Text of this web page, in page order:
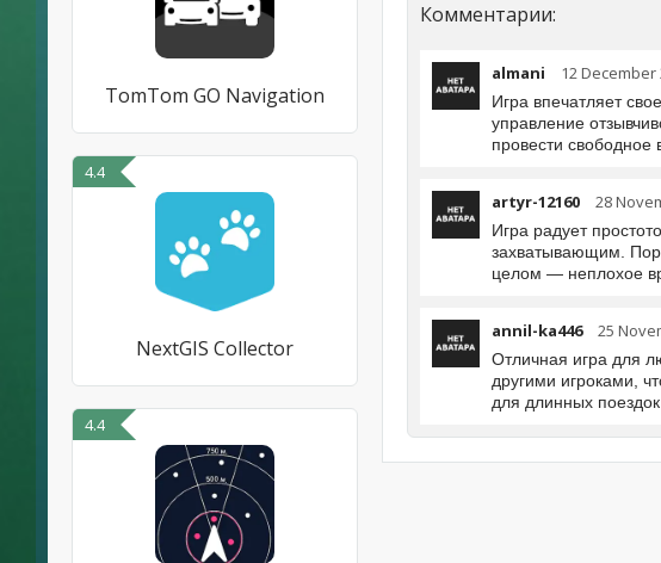
TomTom GO Navigation
4.4
NextGIS Collector
4.4
Комментарии:
almani 12 December
Игра впечатляет
управление
провести
artyr-12160 28
Игра радует
захватывающим.
целом — неплохое
annil-ka446 25
Отличная игра для
другими игроками,
для длинных